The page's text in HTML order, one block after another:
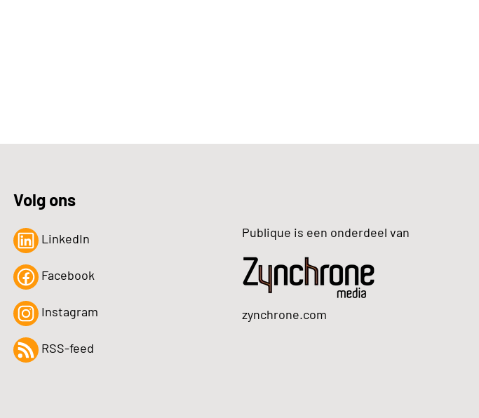
Volg ons
LinkedIn
Facebook
Instagram
RSS-feed
Publique is een onderdeel van
zynchrone.com